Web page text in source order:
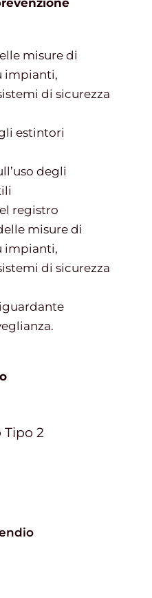
misure di
impianti,
di sicurezza
estintori
degli
registro
misure di
impianti,
di sicurezza
2